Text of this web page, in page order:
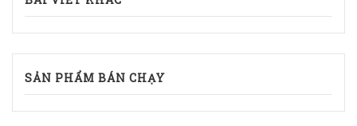
SẢN PHẨM BÁN CHẠY